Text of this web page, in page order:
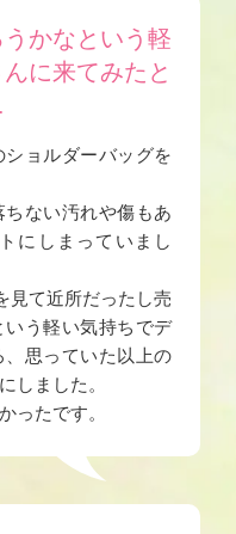
かなという軽
に来てみたと
ョルダーバッグを
ない汚れや傷もあ
にしまっていまし
見て近所だったし売
う軽い気持ちでデ
、思っていた以上の
しました。
ったです。